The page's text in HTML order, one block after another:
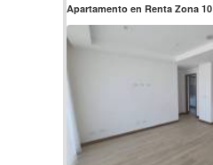
Apartamento en Renta Zona 10